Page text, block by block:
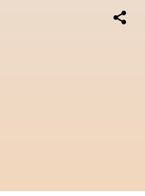
